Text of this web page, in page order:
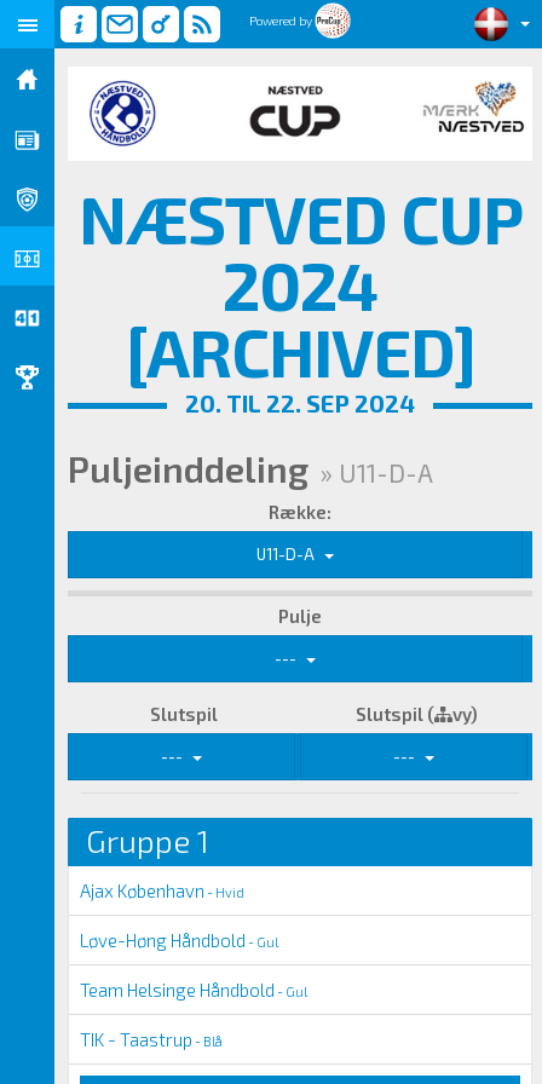
Powered by
NÆSTVED CUP
2024
[ARCHIVED]
20. TIL 22. SEP 2024
Puljeinddeling » U11-D-A
Række:
U11-D-A
Pulje
---
Slutspil Slutspil ( vy)
--- ---
Gruppe 1
Ajax København - Hvid
Løve-Høng Håndbold - Gul
Team Helsinge Håndbold - Gul
TIK - Taastrup - Blå